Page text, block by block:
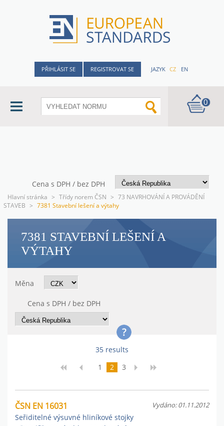
PŘIHLÁSIT SE REGISTROVAT SE JAZYK CZ EN
0
Cena s DPH / bez DPH
Hlavní stránka > Třídy norem ČSN > 73 NAVRHOVÁNÍ A PROVÁDĚNÍ
STAVEB > 7381 Stavební lešení a výtahy
7381 STAVEBNÍ LEŠENÍ A
VÝTAHY
Měna
Cena s DPH / bez DPH
35 results
1
2 3
ČSN EN 16031
Seřiditelné výsuvné hliníkové stojky
Vydáno: 01.11.2012